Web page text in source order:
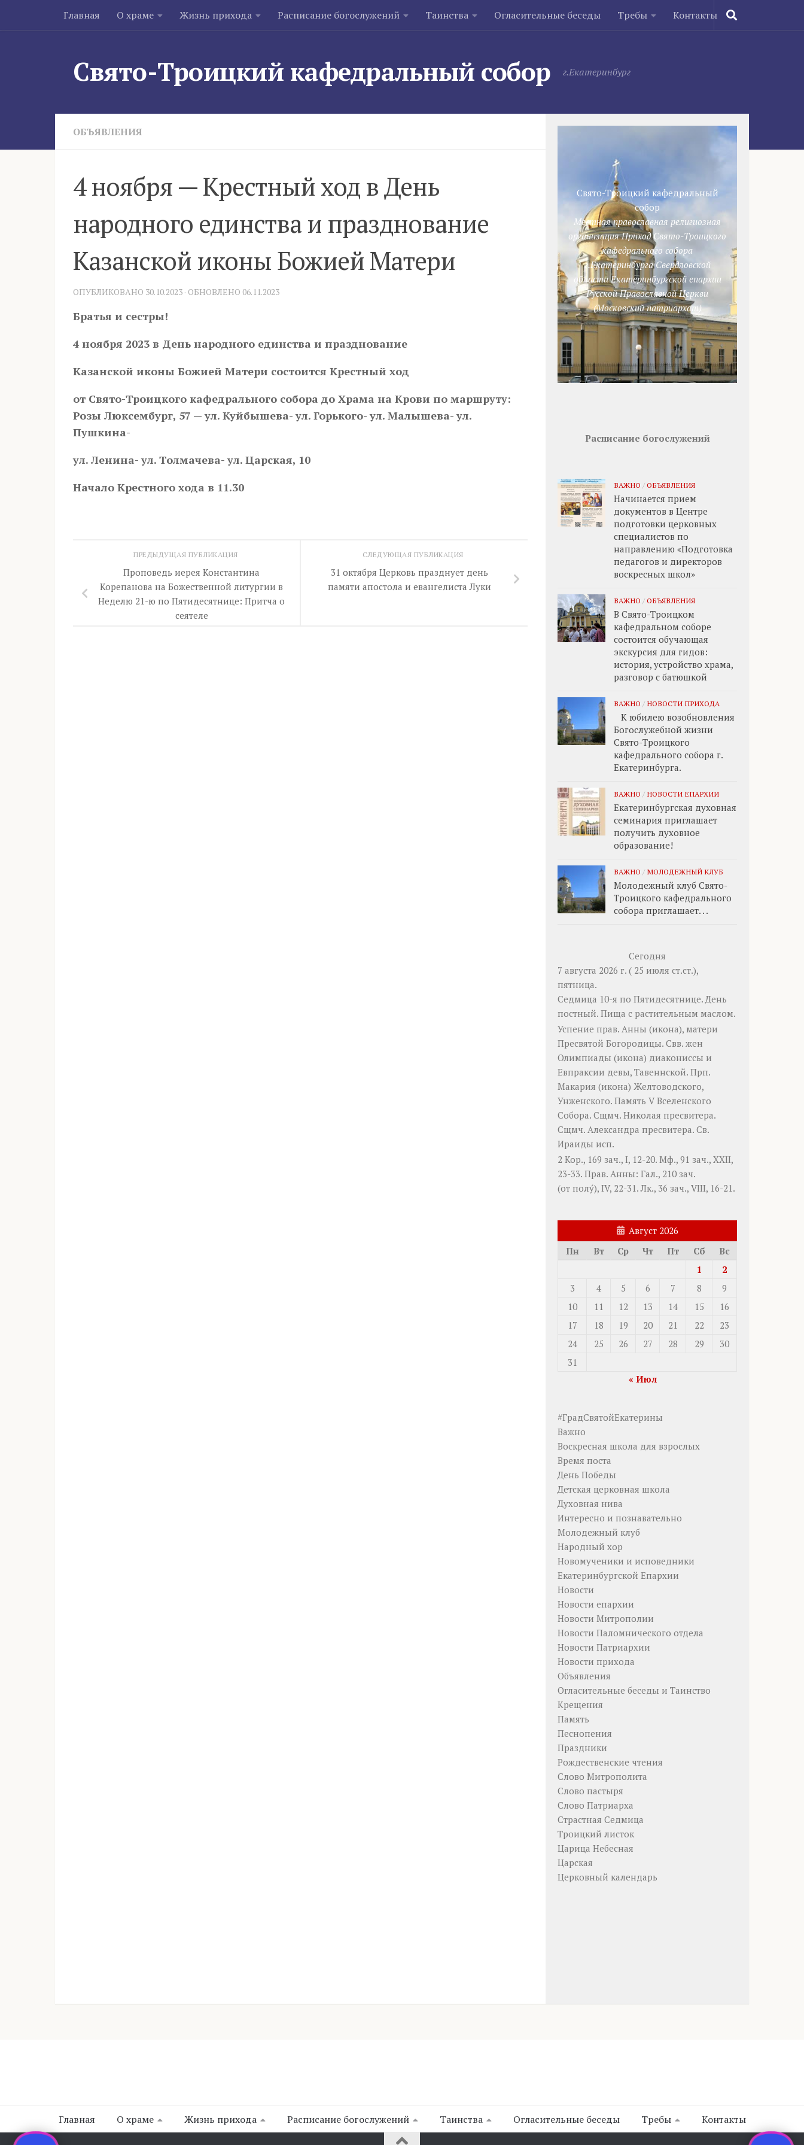
Skip to content
Главная О храме Жизнь прихода Расписание богослужений Таинства Огласительные беседы Требы Контакты
Свято-Троицкий кафедральный собор г.Екатеринбург
ОБЪЯВЛЕНИЯ
4 ноября — Крестный ход в День
народного единства и празднование
Казанской иконы Божией Матери
ОПУБЛИКОВАНО 30.10.2023 · ОБНОВЛЕНО 06.11.2023
Братья и сестры!
4 ноября 2023 в День народного единства и празднование
Казанской иконы Божией Матери состоится Крестный ход
от Свято-Троицкого кафедрального собора до Храма на Крови по маршруту:
Розы Люксембург, 57 — ул. Куйбышева- ул. Горького- ул. Малышева- ул.
Пушкина-
ул. Ленина- ул. Толмачева- ул. Царская, 10
Начало Крестного хода в 11.30
СЛЕДУЮЩАЯ ПУБЛИКАЦИЯ
31 октября Церковь празднует день
памяти апостола и евангелиста Луки
ПРЕДЫДУЩАЯ ПУБЛИКАЦИЯ
Проповедь иерея Константина
Корепанова на Божественной литургии в
Неделю 21-ю по Пятидесятнице: Притча о
сеятеле
Свято-Троицкий кафедральный
собор
Местная православная религиозная
организация Приход Свято-Троицкого
кафедрального собора
г.Екатеринбурга Свердловской
области Екатеринбургской епархии
Русской Православной Церкви
(Московский патриархат)
Расписание богослужений
ВАЖНО / ОБЪЯВЛЕНИЯ
Начинается прием
документов в Центре
подготовки церковных
специалистов по
направлению «Подготовка
педагогов и директоров
воскресных школ»
ВАЖНО / ОБЪЯВЛЕНИЯ
В Свято-Троицком
кафедральном соборе
состоится обучающая
экскурсия для гидов:
история, устройство храма,
разговор с батюшкой
ВАЖНО / НОВОСТИ ПРИХОДА
К юбилею возобновления
Богослужебной жизни
Свято-Троицкого
кафедрального собора г.
Екатеринбурга.
ВАЖНО / НОВОСТИ ЕПАРХИИ
Екатеринбургская духовная
семинария приглашает
получить духовное
образование!
ВАЖНО / МОЛОДЕЖНЫЙ КЛУБ
Молодежный клуб Свято-
Троицкого кафедрального
собора приглашает. . .
Сегодня
7 августа 2026 г. ( 25 июля ст.ст.),
пятница.
Седмица 10-я по Пятидесятнице. День
постный. Пища с растительным маслом.
Успение прав. Анны (икона), матери
Пресвятой Богородицы. Свв. жен
Олимпиады (икона) диакониссы и
Евпраксии девы, Тавеннской. Прп.
Макария (икона) Желтоводского,
Унженского. Память V Вселенского
Собора. Сщмч. Николая пресвитера.
Сщмч. Александра пресвитера. Св.
Ираиды исп.
2 Кор., 169 зач., I, 12-20. Мф., 91 зач., XXII,
23-33. Прав. Анны: Гал., 210 зач.
(от полу́), IV, 22-31. Лк., 36 зач., VIII, 16-21.
Август 2026
Пн
Вт Ср Чт Пт Сб
Вс
1
2
3
4 5 6 7 8
9
10
11 12 13 14 15
16
17
18 19 20 21 22
23
24
25 26 27 28 29
30
31
« Июл
#ГрадСвятойЕкатерины
Важно
Воскресная школа для взрослых
Время поста
День Победы
Детская церковная школа
Духовная нива
Интересно и познавательно
Молодежный клуб
Народный хор
Новомученики и исповедники
Екатеринбургской Епархии
Новости
Новости епархии
Новости Митрополии
Новости Паломнического отдела
Новости Патриархии
Новости прихода
Объявления
Огласительные беседы и Таинство
Крещения
Память
Песнопения
Праздники
Рождественские чтения
Слово Митрополита
Слово пастыря
Слово Патриарха
Страстная Седмица
Троицкий листок
Царица Небесная
Царская
Церковный календарь
Главная О храме Жизнь прихода Расписание богослужений Таинства Огласительные беседы Требы Контакты